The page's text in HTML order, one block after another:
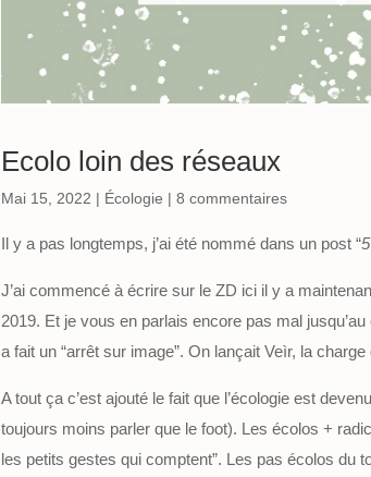
Ecolo loin des réseaux
Mai 15, 2022 | Écologie | 8 commentaires
Il y a pas longtemps, j’ai été nommé dans un post “
J’ai commencé à écrire sur le ZD ici il y a
2019. Et je vous en parlais encore pas mal
a fait un “arrêt sur image”. On lançait Veìr, la
A tout ça c’est ajouté le fait que l’écologie est
toujours moins parler que le foot). Les écolos +
les petits gestes qui comptent”. Les pas écolos du